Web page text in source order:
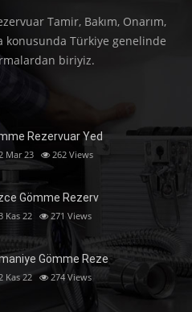
Tamir, Bakım, Onarım,
konusunda Türkiye genelinde
biriyiz.
Rezervuar Yed
Mar 23 262 Views
Gömme Rezerv
Kas 22 271 Views
Gömme Reze
Kas 22 274 Views